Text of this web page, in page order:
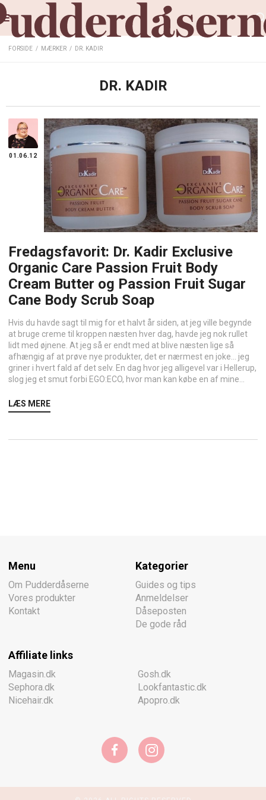
FORSIDE / MÆRKER / DR. KADIR
DR. KADIR
01.06.12
Fredagsfavorit: Dr. Kadir Exclusive
Organic Care Passion Fruit Body
Cream Butter og Passion Fruit Sugar
Cane Body Scrub Soap
Hvis du havde sagt til mig for et halvt år siden, at jeg ville begynde
at bruge creme til kroppen næsten hver dag, havde jeg nok rullet
lidt med øjnene. At jeg så er endt med at blive næsten lige så
afhængig af at prøve nye produkter, det er nærmest en joke… jeg
griner i hvert fald af det selv. En dag hvor jeg alligevel var i Hellerup,
slog jeg et smut forbi EGO:ECO, hvor man kan købe en af mine...
LÆS MERE
Menu
Om Pudderdåserne
Vores produkter
Kontakt
Kategorier
Guides og tips
Anmeldelser
Dåseposten
De gode råd
Affiliate links
Magasin.dk
Sephora.dk
Nicehair.dk
Gosh.dk
Lookfantastic.dk
Apopro.dk